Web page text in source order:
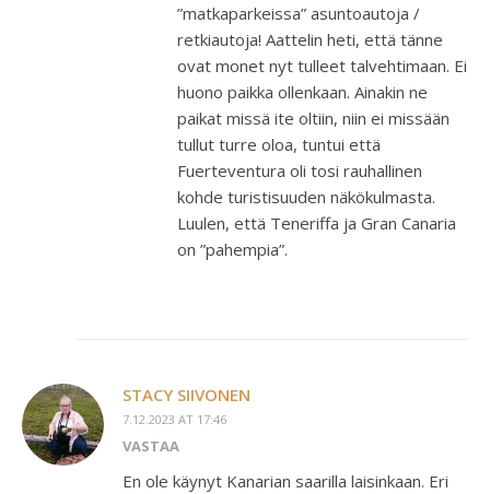
”matkaparkeissa” asuntoautoja /
retkiautoja! Aattelin heti, että tänne
ovat monet nyt tulleet talvehtimaan. Ei
huono paikka ollenkaan. Ainakin ne
paikat missä ite oltiin, niin ei missään
tullut turre oloa, tuntui että
Fuerteventura oli tosi rauhallinen
kohde turistisuuden näkökulmasta.
Luulen, että Teneriffa ja Gran Canaria
on ”pahempia”.
STACY SIIVONEN
7.12.2023 AT 17:46
VASTAA
En ole käynyt Kanarian saarilla laisinkaan. Eri